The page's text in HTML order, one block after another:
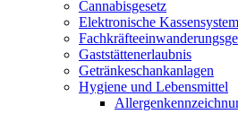
Cannabisgesetz
Elektronische
Gaststättenerlaubnis
Getränkeschankanlagen
Hygiene und Lebensmittel